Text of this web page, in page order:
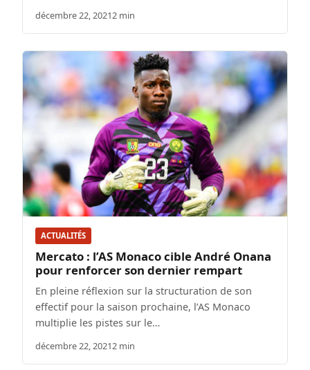
décembre 22, 20212 min
ACTUALITÉS
Mercato : l’AS Monaco cible André Onana
pour renforcer son dernier rempart
En pleine réflexion sur la structuration de son
effectif pour la saison prochaine, l’AS Monaco
multiplie les pistes sur le…
décembre 22, 20212 min